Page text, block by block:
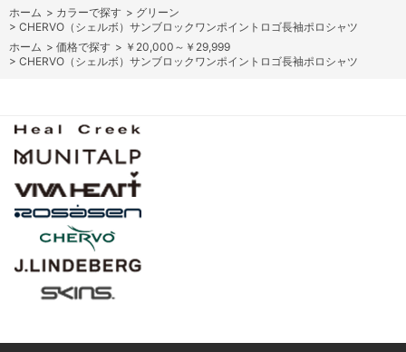
ホーム > カラーで探す > グリーン
> CHERVO（シェルボ）サンブロックワンポイントロゴ長袖ポロシャツ
ホーム > 価格で探す > ￥20,000～￥29,999
> CHERVO（シェルボ）サンブロックワンポイントロゴ長袖ポロシャツ